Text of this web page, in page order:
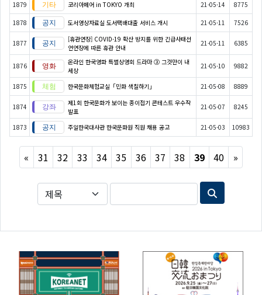
1879 코리아페어 in TOKYO 개최 21-05-14 8775
1878 도서영상자료실 도서택배대출 서비스 개시 21-05-11 7526
1877
[휴관연장] COVID-19 확산 방지를 위한 긴급사태선
언연장에 따른 휴관 안내
21-05-11 6385
1876
온라인 한국영화 특별상영회 드라마 ③ 그것만이 내
세상
21-05-10 9882
1875 한국문화체험교실「민화 색칠하기」 21-05-08 8889
1874
제1회 한국문화가 보이는 종이접기 콘테스트 우수작
발표
21-05-07 8245
1873 주일한국대사관 한국문화원 직원 채용 공고 21-05-03 10983
« Previous
31 32 33 34 35 36 37 38 39 40 »Next